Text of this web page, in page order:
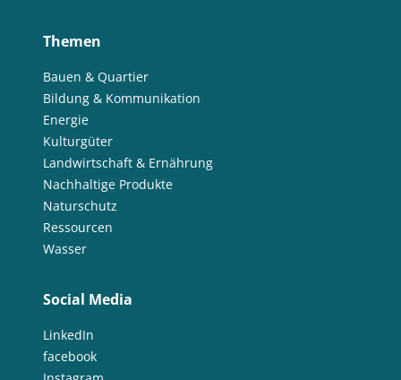
Themen
Bauen & Quartier
Bildung & Kommunikation
Energie
Kulturgüter
Landwirtschaft & Ernährung
Nachhaltige Produkte
Naturschutz
Ressourcen
Wasser
Social Media
LinkedIn
facebook